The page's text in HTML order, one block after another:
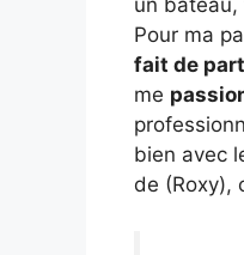
un
Pour ma
fait de
me
bien avec
de (Roxy),